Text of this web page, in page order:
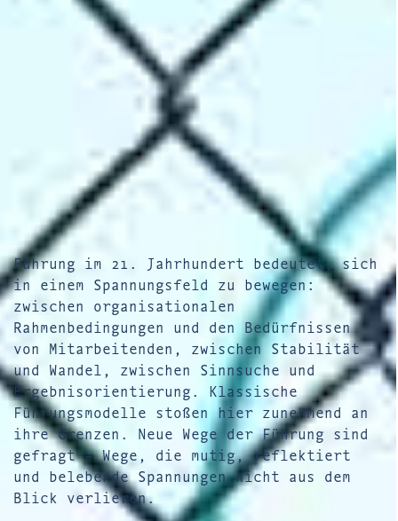
Führung im 21. Jahrhundert bedeutet, sich
in einem Spannungsfeld zu bewegen:
zwischen organisationalen
Rahmenbedingungen und den Bedürfnissen
von Mitarbeitenden, zwischen Stabilität
und Wandel, zwischen Sinnsuche und
Ergebnisorientierung. Klassische
Führungsmodelle stoßen hier zunehmend an
ihre Grenzen. Neue Wege der Führung sind
gefragt – Wege, die mutig, reflektiert
und belebende Spannungen nicht aus dem
Blick verlieren.